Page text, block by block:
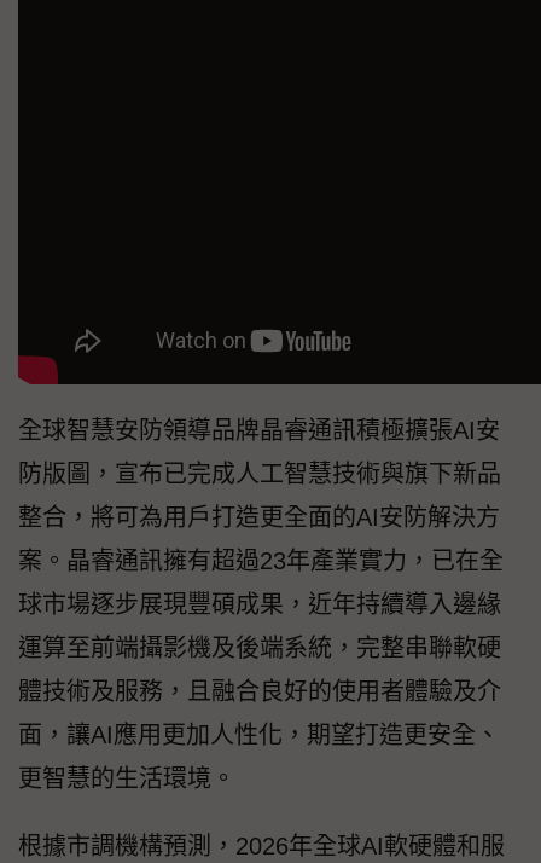
全球智慧安防領導品牌晶睿通訊積極擴張AI安
防版圖，宣布已完成人工智慧技術與旗下新品
整合，將可為用戶打造更全面的AI安防解決方
案。晶睿通訊擁有超過23年產業實力，已在全
球市場逐步展現豐碩成果，近年持續導入邊緣
運算至前端攝影機及後端系統，完整串聯軟硬
體技術及服務，且融合良好的使用者體驗及介
面，讓AI應用更加人性化，期望打造更安全、
更智慧的生活環境。
根據市調機構預測，2026年全球AI軟硬體和服